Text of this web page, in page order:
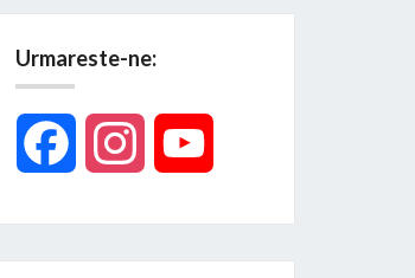
Urmareste-ne:
Facebook Instagram